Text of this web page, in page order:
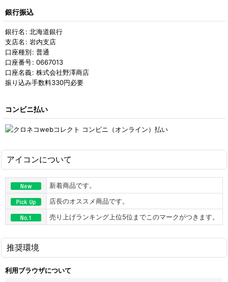
銀行振込
銀行名 : 北海道銀行
支店名 : 岩内支店
口座種別: 普通
口座番号: 0667013
口座名義: 株式会社野澤商店
振り込み手数料330円必要
コンビニ払い
アイコンについて
新着商品です。
店長のオススメ商品です。
売り上げランキング上位5位までこのマークがつきます。
推奨環境
利用ブラウザについて